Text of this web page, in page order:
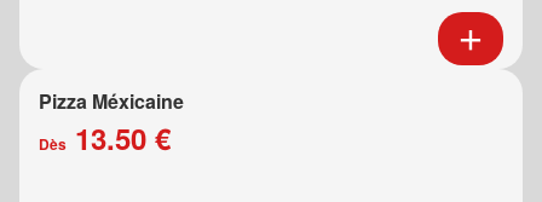
Pizza Méxicaine
Dès 13.50 €